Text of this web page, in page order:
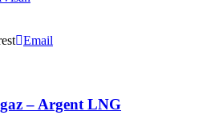
Email
– Argent LNG